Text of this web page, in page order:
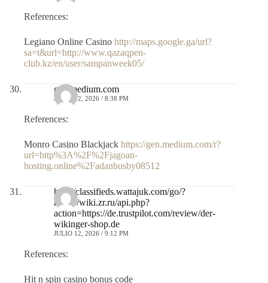
References:
Legiano Online Casino http://maps.google.ga/url?
sa=t&url=http://www.qazaqpen-
club.kz/en/user/sampanweek05/
gen.medium.com
JULIO 12, 2026 / 8:38 PM
References:
Monro Casino Blackjack https://gen.medium.com/r?
url=http%3A%2F%2Fjagoan-
hosting.online%2Fadanbusby08512
http://classifieds.wattajuk.com/go/?
https://wiki.zr.ru/api.php?
action=https://de.trustpilot.com/review/der-
wikinger-shop.de
JULIO 12, 2026 / 9:12 PM
References:
Hit n spin casino bonus code